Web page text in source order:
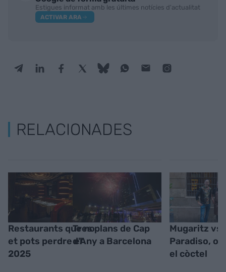
Estigues informat amb les últimes notícies d'actualitat
ACTIVAR ARA
RELACIONADES
Restaurants que no
et pots perdre el
2025
Tres plans de Cap
d'Any a Barcelona
Mugaritz vs
Paradiso, o
el còctel